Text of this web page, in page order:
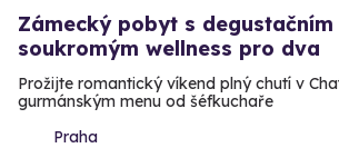
Zámecký pobyt s degustačním
soukromým wellness pro dva
Prožijte romantický víkend plný chutí v
gurmánským menu od šéfkuchaře
Praha